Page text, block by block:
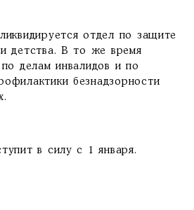
отдел по защите
детства. В то же время
по делам инвалидов и по
безнадзорности
в силу с 1 января.